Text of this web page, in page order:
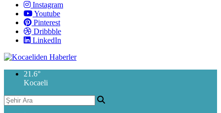
Instagram
Youtube
Pinterest
Dribbble
LinkedIn
21.6°
Kocaeli